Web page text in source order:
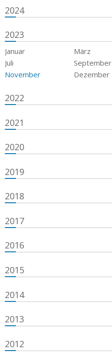
2024
2023
Januar März
Juli
September
November
Dezember
2022
2021
2020
2019
2018
2017
2016
2015
2014
2013
2012